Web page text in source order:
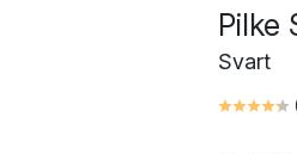
Pilke
Svart
(